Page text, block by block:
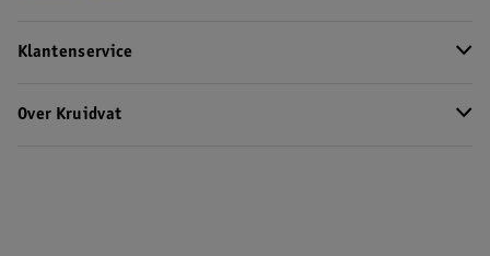
Klantenservice
Over Kruidvat